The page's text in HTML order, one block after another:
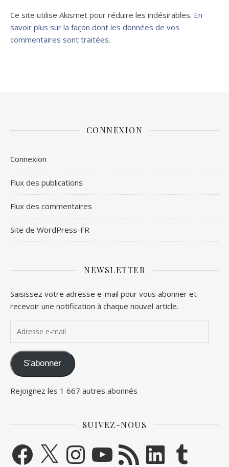
Ce site utilise Akismet pour réduire les indésirables. En
savoir plus sur la façon dont les données de vos
commentaires sont traitées.
CONNEXION
Connexion
Flux des publications
Flux des commentaires
Site de WordPress-FR
NEWSLETTER
Saisissez votre adresse e-mail pour vous abonner et
recevoir une notification à chaque nouvel article.
S'abonner
Rejoignez les 1 667 autres abonnés
SUIVEZ-NOUS
Facebook
X InstagramYouTubeFlux RSSLinkedIn Tumblr